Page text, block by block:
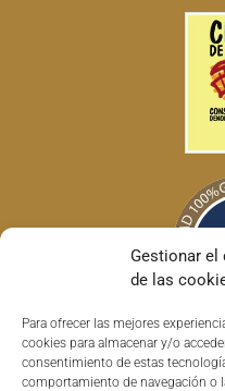
Gestionar el
de las
Para ofrecer las mejores
cookies para almacenar y/o
consentimiento de estas
comportamiento de navegación o